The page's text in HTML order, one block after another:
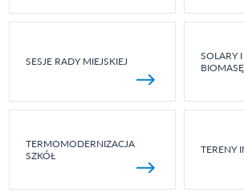
SESJE RADY MIEJSKIEJ
SOLARY
BIOMASĘ
TERMOMODERNIZACJA
SZKÓŁ
TERENY